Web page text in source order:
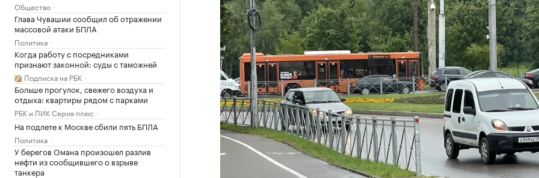
Общество
Глава Чувашии сообщил об отражении
массовой атаки БПЛА
Политика
Когда работу с посредниками
признают законной: суды с таможней
Подписка на РБК
Больше прогулок, свежего воздуха и
отдыха: квартиры рядом с парками
РБК и ПИК Серия плюс
На подлете к Москве сбили пять БПЛА
Политика
У берегов Омана произошел разлив
нефти из сообщившего о взрыве
танкера